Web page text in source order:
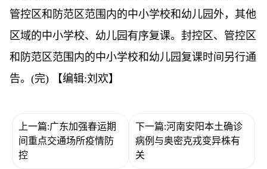
管控区和防范区范围内的中小学校和幼儿园外，其他
区域的中小学校、幼儿园有序复课。封控区、管控区
和防范区范围内的中小学校和幼儿园复课时间另行通
告。(完)
【编辑:刘欢】
上一篇:广东加强春运期
间重点交通场所疫情防
控
下一篇:河南安阳本土确诊
病例与奥密克戎变异株有
关